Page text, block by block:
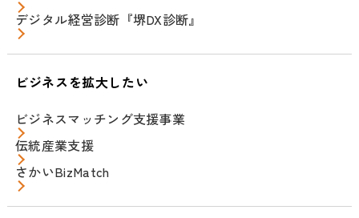
デジタル経営診断『堺DX診断』
ビジネスを拡大したい
ビジネスマッチング支援事業
伝統産業支援
さかいBizMatch